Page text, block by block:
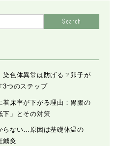
Search
染色体異常は防げる？卵子が
3つのステップ
着床率が下がる理由：胃腸の
下」とその対策
らない…原因は基礎体温の
鍼灸